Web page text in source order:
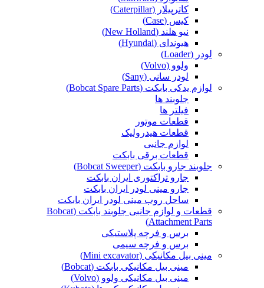
کاترپیلار (Caterpillar)
کیس (Case)
نیو هلند (New Holland)
هیوندای (Hyundai)
لودر (Loader)
ولوو (Volvo)
لودر سانی (Sany)
لوازم یدکی بابکت (Bobcat Spare Parts)
جلوبند ها
فیلتر ها
قطعات موتور
قطعات هیدرولیک
لوازم جانبی
قطعات برقی بابکت
جلوبند جارو بابکت (Bobcat Sweeper)
جارو تراکتوری ایران بابکت
جارو مینی لودر ایران بابکت
ساحل روب مینی لودر ایران بابکت
قطعات و لوازم جانبی جلوبند بابکت (Bobcat
Attachment Parts)
برس و فرچه پلاستیکی
برس و فرچه سیمی
مینی بیل مکانیکی (Mini excavator)
مینی بیل مکانیکی بابکت (Bobcat)
مینی بیل مکانیکی ولوو (Volvo)